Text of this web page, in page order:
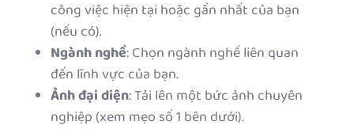
công việc hiện tại hoặc gần nhất của bạn
(nếu có).
Ngành nghề: Chọn ngành nghề liên quan
đến lĩnh vực của bạn.
Ảnh đại diện: Tải lên một bức ảnh chuyên
nghiệp (xem mẹo số 1 bên dưới).